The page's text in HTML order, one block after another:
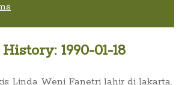
1990-01-18
Linda Weni Fanetri lahir di Jakarta.